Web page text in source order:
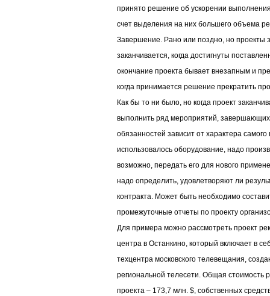
принято решение об ускорении
счет выделения на них большего объема
Завершение. Рано или поздно, но проекты
заканчивается, когда достигнуты
окончание проекта бывает внезапным и
когда принимается решение прекратить
Как бы то ни было, но когда проект
выполнить ряд мероприятий, завершающих
обязанностей зависит от характера
использовалось оборудование, надо
возможно, передать его для нового
надо определить, удовлетворяют ли
контракта. Может быть необходимо
промежуточные отчеты по проекту
Для примера можно рассмотреть проект
центра в Останкино, который включает в
техцентра московского телевещания,
региональной телесети. Общая стоимость
проекта – 173,7 млн. $, собственных